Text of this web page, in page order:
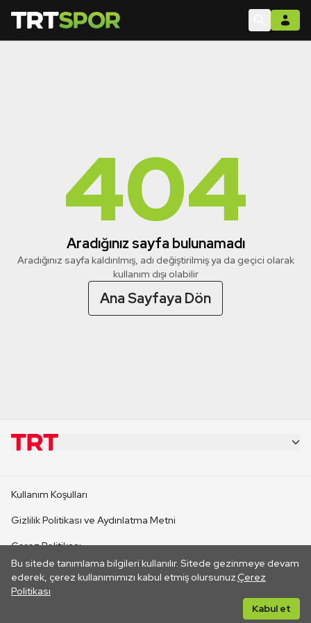
404
Aradığınız sayfa bulunamadı
Aradığınız sayfa kaldırılmış, adı değiştirilmiş ya da geçici olarak
kullanım dışı olabilir
Ana Sayfaya Dön
Bu sitede tanımlama bilgileri kullanılır. Sitede gezinmeye devam
ederek, çerez kullanımımızı kabul etmiş olursunuz.Çerez
Politikası
Kabul et
CANLI YAYINLAR
Kullanım Koşulları
Gizlilik Politikası ve Aydınlatma Metni
Çerez Politikası
İletişim
Her hakkı saklıdır. ©2026 TRT. Bağlantı yoluyla gidilen dış